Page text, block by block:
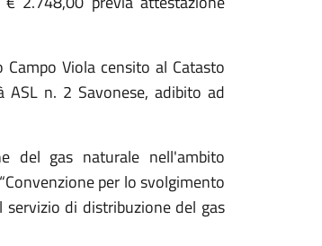
Viola censito al Catasto
n. 2 Savonese, adibito ad
del gas naturale nell'ambito
per lo svolgimento
di distribuzione del gas